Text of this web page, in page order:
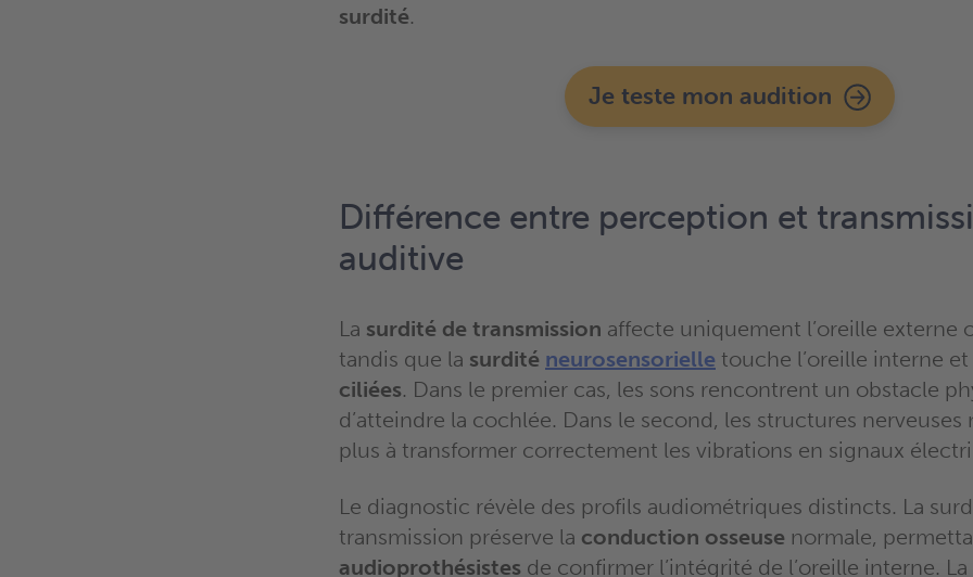
surdité.
Je teste mon audition
Différence entre perception et
auditive
La surdité de transmission affecte uniquement l’oreille externe
tandis que la surdité neurosensorielle touche l’oreille interne
ciliées. Dans le premier cas, les sons rencontrent un obstacle
d’atteindre la cochlée. Dans le second, les structures
plus à transformer correctement les vibrations en signaux
Le diagnostic révèle des profils audiométriques distincts. La
transmission préserve la conduction osseuse normale,
audioprothésistes de confirmer l’intégrité de l’oreille interne. La